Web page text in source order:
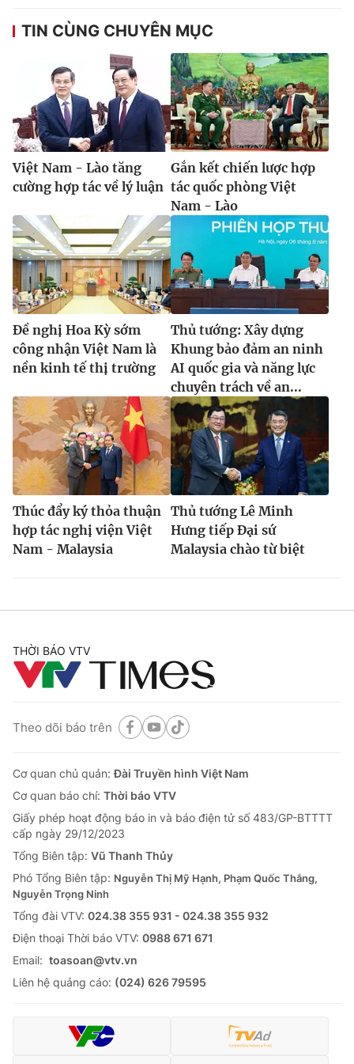
TIN CÙNG CHUYÊN MỤC
Việt Nam - Lào tăng
cường hợp tác về lý luận
Gắn kết chiến lược hợp
tác quốc phòng Việt
Nam - Lào
Đề nghị Hoa Kỳ sớm
công nhận Việt Nam là
nền kinh tế thị trường
Thủ tướng: Xây dựng
Khung bảo đảm an ninh
AI quốc gia và năng lực
chuyên trách về an...
Thúc đẩy ký thỏa thuận
hợp tác nghị viện Việt
Nam - Malaysia
Thủ tướng Lê Minh
Hưng tiếp Đại sứ
Malaysia chào từ biệt
THỜI BÁO VTV
Theo dõi báo trên
Cơ quan chủ quản:Đài Truyền hình Việt Nam
Cơ quan báo chí: Thời báo VTV
Giấy phép hoạt động báo in và báo điện tử số 483/GP-BTTTT
cấp ngày 29/12/2023
Tổng Biên tập: Vũ Thanh Thủy
Phó Tổng Biên tập: Nguyễn Thị Mỹ Hạnh, Phạm Quốc Thắng,
Nguyễn Trọng Ninh
Tổng đài VTV: 024.38 355 931 - 024.38 355 932
Ðiện thoại Thời báo VTV: 0988 671 671
Email: toasoan@vtv.vn
Liên hệ quảng cáo: (024) 626 79595